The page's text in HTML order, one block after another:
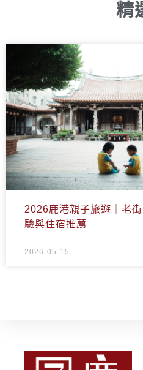
精
2026鹿港親子旅遊｜老
驗與住宿推薦
2026-05-15